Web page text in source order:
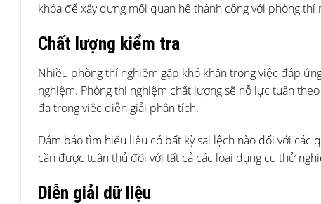
khóa để xây dựng mối quan hệ thành công với phòng
Chất lượng kiểm tra
Nhiều phòng thí nghiệm gặp khó khăn trong việc đáp
nghiệm. Phòng thí nghiệm chất lượng sẽ nỗ lực tuân
đa trong việc diễn giải phân tích.
Đảm bảo tìm hiểu liệu có bất kỳ sai lệch nào đối với các
cần được tuân thủ đối với tất cả các loại dụng cụ thử
Diễn giải dữ liệu